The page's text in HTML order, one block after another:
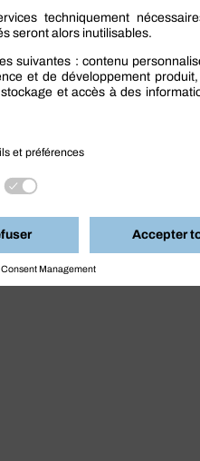
SUIVANT
Comment bien préparer son véhicule pour l’hiver ?